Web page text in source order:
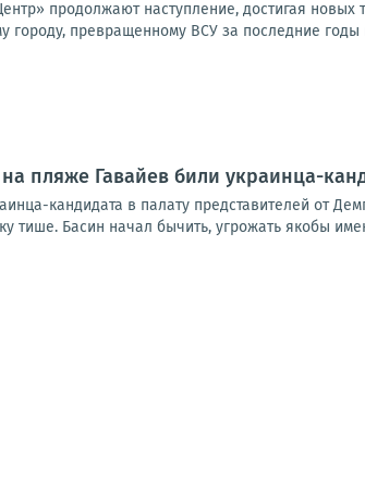
продолжают наступление, достигая
городу, превращенному ВСУ за последние годы
пляже Гавайев били украинца-
кандидата в палату представителей от
тише. Басин начал бычить, угрожать якобы